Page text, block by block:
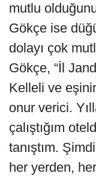
mutlu
Gökçe ise
dolayı çok
Gökçe, “İl
Kelleli ve
onur verici.
çalıştığım
tanıştım.
her yerden,